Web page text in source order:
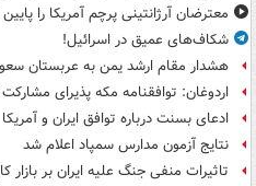
معترضان آرژانتینی پرچم آمریکا را
شکاف‌های عمیق در اسرائیل!
هشدار مقام ارشد یمن به عربستان
اردوغان: توافقنامه مکه پذیرای
ادعای بسنت درباره توافق ایران و آمریکا
نتایج آزمون مدارس سمپاد اعلام شد
تاثیرات منفی جنگ علیه ایران بر بازار